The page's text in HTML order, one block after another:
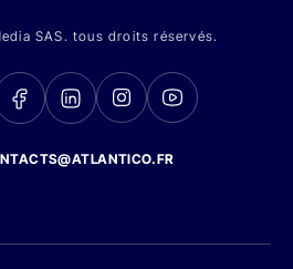
SAS. tous droits réservés.